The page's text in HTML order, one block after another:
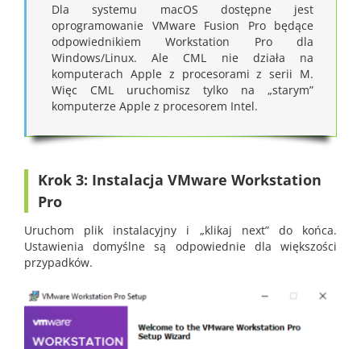
Dla systemu macOS dostępne jest
oprogramowanie VMware Fusion Pro będące
odpowiednikiem Workstation Pro dla
Windows/Linux. Ale CML nie działa na
komputerach Apple z procesorami z serii M.
Więc CML uruchomisz tylko na „starym”
komputerze Apple z procesorem Intel.
Krok 3: Instalacja VMware Workstation
Pro
Uruchom plik instalacyjny i „klikaj next” do końca.
Ustawienia domyślne są odpowiednie dla większości
przypadków.